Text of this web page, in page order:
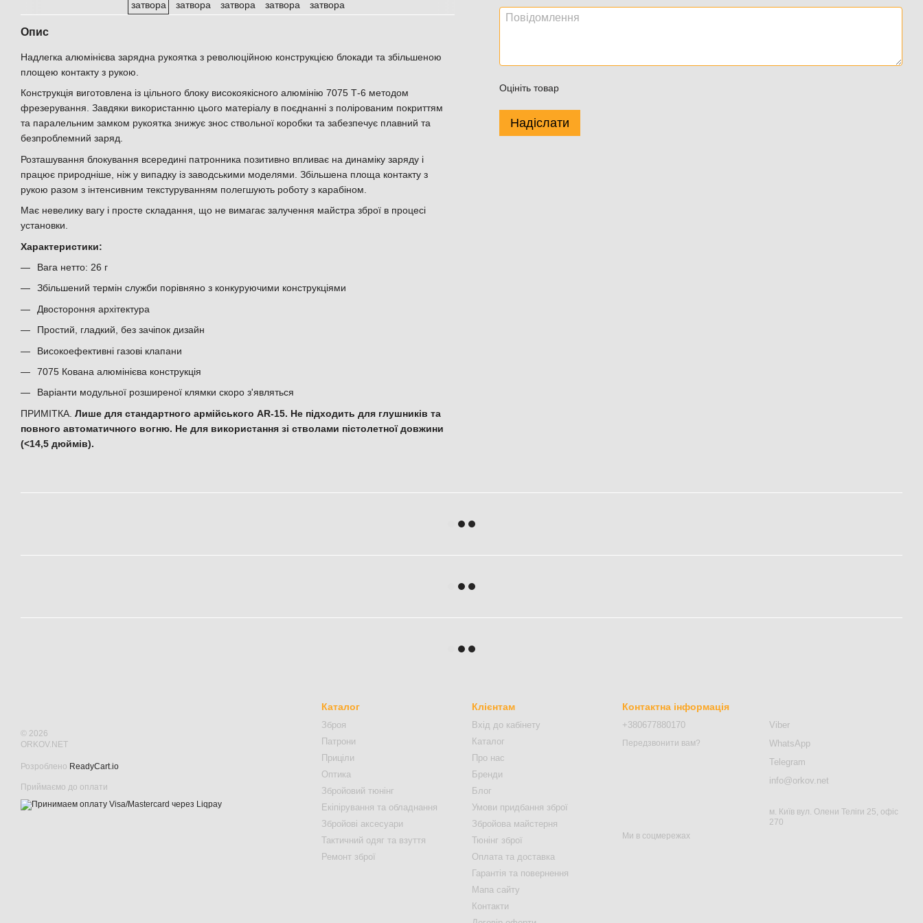
Опис
Надлегка алюмінієва зарядна рукоятка з революційною конструкцією блокади та збільшеною
площею контакту з рукою.
Конструкція виготовлена ​​із цільного блоку високоякісного алюмінію 7075 Т-6 методом
фрезерування. Завдяки використанню цього матеріалу в поєднанні з полірованим покриттям
та паралельним замком рукоятка знижує знос ствольної коробки та забезпечує плавний та
безпроблемний заряд.
Розташування блокування всередині патронника позитивно впливає на динаміку заряду і
працює природніше, ніж у випадку із заводськими моделями. Збільшена площа контакту з
рукою разом з інтенсивним текстуруванням полегшують роботу з карабіном.
Має невелику вагу і просте складання, що не вимагає залучення майстра зброї в процесі
установки.
Характеристики:
Вага нетто: 26 г
Збільшений термін служби порівняно з конкуруючими конструкціями
Двостороння архітектура
Простий, гладкий, без зачіпок дизайн
Високоефективні газові клапани
7075 Кована алюмінієва конструкція
Варіанти модульної розширеної клямки скоро з'являться
ПРИМІТКА. Лише для стандартного армійського AR-15. Не підходить для глушників та
повного автоматичного вогню. Не для використання зі стволами пістолетної довжини
(<14,5 дюймів).
Оцініть товар
Надіслати
© 2026
ORKOV.NET
Розроблено ReadyCart.io
Приймаємо до оплати
Каталог
Зброя
Патрони
Приціли
Оптика
Збройовий тюнінг
Екіпірування та обладнання
Збройові аксесуари
Тактичний одяг та взуття
Ремонт зброї
Клієнтам
Вхід до кабінету
Каталог
Про нас
Бренди
Блог
Умови придбання зброї
Збройова майстерня
Тюнінг зброї
Оплата та доставка
Гарантія та повернення
Мапа сайту
Контакти
Контактна інформація
+380677880170
Передзвонити вам?
Viber
WhatsApp
Telegram
info@orkov.net
м. Київ вул. Олени Теліги 25, офіс
270
Ми в соцмережах